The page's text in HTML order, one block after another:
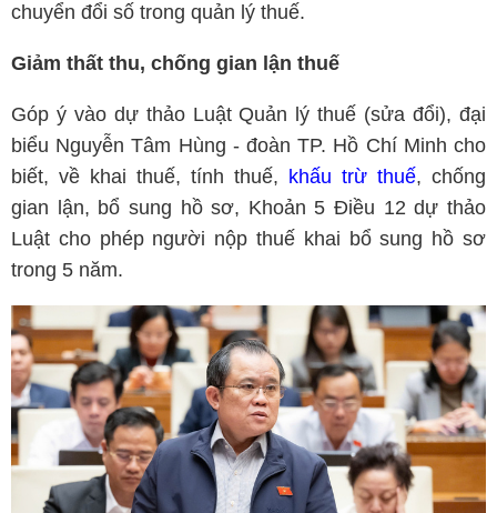
chuyển đổi số trong quản lý thuế.
Giảm thất thu, chống gian lận thuế
Góp ý vào dự thảo Luật Quản lý thuế (sửa đổi), đại
biểu Nguyễn Tâm Hùng - đoàn TP. Hồ Chí Minh cho
biết, về khai thuế, tính thuế, khấu trừ thuế, chống
gian lận, bổ sung hồ sơ, Khoản 5 Điều 12 dự thảo
Luật cho phép người nộp thuế khai bổ sung hồ sơ
trong 5 năm.